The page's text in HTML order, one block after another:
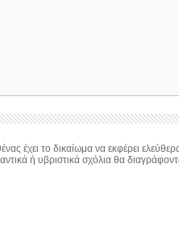
έχει το δικαίωμα να εκφέρει
ή υβριστικά σχόλια θα